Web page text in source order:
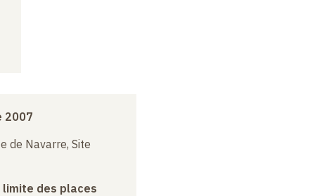
2007
de Navarre, Site
limite des places